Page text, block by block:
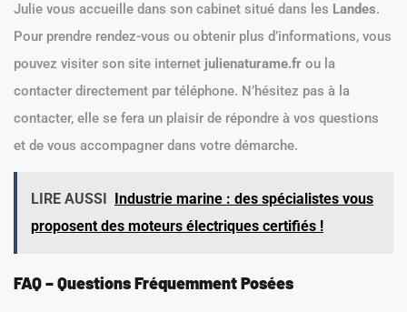
Julie vous accueille dans son cabinet situé dans les Landes.
Pour prendre rendez-vous ou obtenir plus d’informations, vous
pouvez visiter son site internet julienaturame.fr ou la
contacter directement par téléphone. N’hésitez pas à la
contacter, elle se fera un plaisir de répondre à vos questions
et de vous accompagner dans votre démarche.
LIRE AUSSI
Industrie marine : des spécialistes vous
proposent des moteurs électriques certifiés !
FAQ – Questions Fréquemment Posées